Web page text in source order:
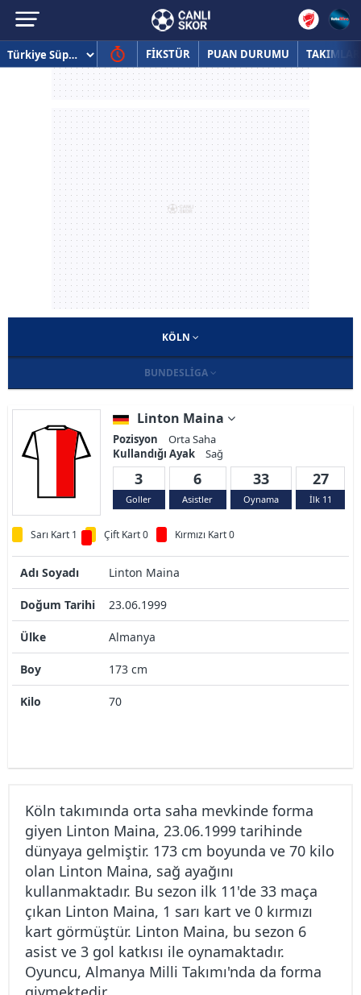
FİKSTÜR PUAN DURUMU TAKIMLAR
KÖLN
BUNDESLIGA
Linton Maina
Pozisyon
Orta Saha
Kullandığı Ayak
Sağ
3
Goller
6
Asistler
33
Oynama
27
İlk 11
Sarı Kart 1 Çift Kart 0 Kırmızı Kart 0
Adı Soyadı Linton Maina
Doğum Tarihi 23.06.1999
Ülke Almanya
Boy 173 cm
Kilo 70
Köln takımında orta saha mevkinde forma
giyen Linton Maina, 23.06.1999 tarihinde
dünyaya gelmiştir. 173 cm boyunda ve 70 kilo
olan Linton Maina, sağ ayağını
kullanmaktadır. Bu sezon ilk 11'de 33 maça
çıkan Linton Maina, 1 sarı kart ve 0 kırmızı
kart görmüştür. Linton Maina, bu sezon 6
asist ve 3 gol katkısı ile oynamaktadır.
Oyuncu, Almanya Milli Takımı'nda da forma